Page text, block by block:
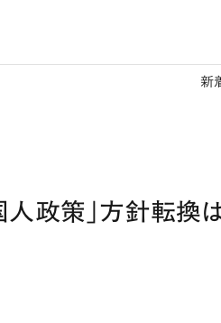
新
人政策」方針転換